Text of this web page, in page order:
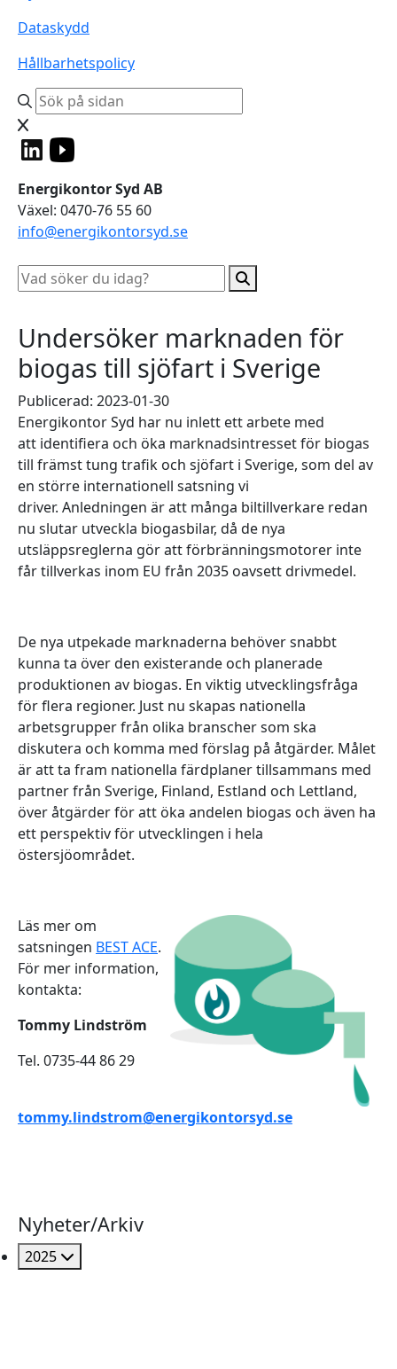
Dataskydd
Hållbarhetspolicy
Energikontor Syd AB
Växel: 0470-76 55 60
info@energikontorsyd.se
Undersöker marknaden för
biogas till sjöfart i Sverige
Publicerad: 2023-01-30
Energikontor Syd har nu inlett ett arbete med
att identifiera och öka marknadsintresset för biogas
till främst tung trafik och sjöfart i Sverige, som del av
en större internationell satsning vi
driver. Anledningen är att många biltillverkare redan
nu slutar utveckla biogasbilar, då de nya
utsläppsreglerna gör att förbränningsmotorer inte
får tillverkas inom EU från 2035 oavsett drivmedel.
De nya utpekade marknaderna behöver snabbt
kunna ta över den existerande och planerade
produktionen av biogas. En viktig utvecklingsfråga
för flera regioner. Just nu skapas nationella
arbetsgrupper från olika branscher som ska
diskutera och komma med förslag på åtgärder. Målet
är att ta fram nationella färdplaner tillsammans med
partner från Sverige, Finland, Estland och Lettland,
över åtgärder för att öka andelen biogas och även ha
ett perspektiv för utvecklingen i hela
östersjöområdet.
Läs mer om
satsningen BEST ACE.
För mer information,
kontakta:
Tommy Lindström
Tel. 0735-44 86 29
tommy.lindstrom@energikontorsyd.se
Nyheter/Arkiv
2025